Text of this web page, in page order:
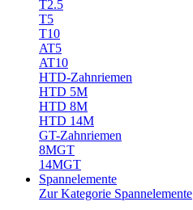
T2.5
T5
T10
AT5
AT10
HTD-Zahnriemen
HTD 5M
HTD 8M
HTD 14M
GT-Zahnriemen
8MGT
14MGT
Spannelemente
Zur Kategorie Spannelemente